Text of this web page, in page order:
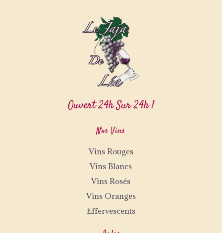
Ouvert 24h Sur 24h !
Nos Vins
Vins Rouges
Vins Blancs
Vins Rosés
Vins Oranges
Effervescents